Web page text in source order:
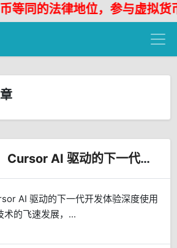
的法律地位，参与虚拟货币
告别传统编码：Cursor AI 驱动的下一代开发体验深度使用教程
AI 驱动的下一代开发体验深度使用
术的飞速发展，...